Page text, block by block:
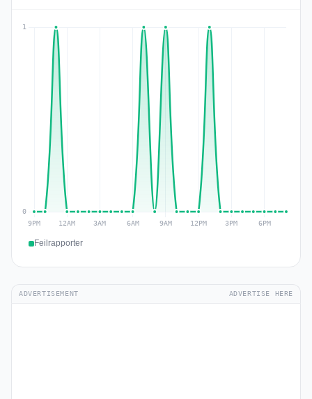
Feilrapporter
ADVERTISEMENT ADVERTISE HERE